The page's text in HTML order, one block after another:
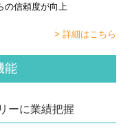
の信頼度が向上
> 詳細はこちら
能
ーに業績把握